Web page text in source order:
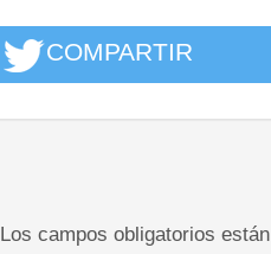
COMPARTIR
Los campos obligatorios están